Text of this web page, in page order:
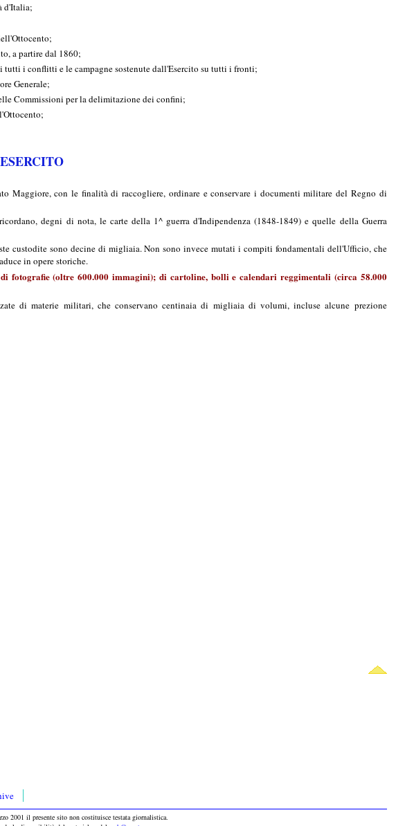
d'Italia;
a partire dal 1860;
i conflitti e le campagne sostenute dall'Esercito su tutti i fronti;
Generale;
Commissioni per la delimitazione dei confini;
Maggiore, con le finalità di raccogliere, ordinare e conservare i documenti militare del Regno di
degni di nota, le carte della 1^ guerra d'Indipendenza (1848-1849) e quelle della Guerra
custodite sono decine di migliaia. Non sono invece mutati i compiti fondamentali dell'Ufficio, che
in opere storiche.
(oltre 600.000 immagini); di cartoline, bolli e calendari reggimentali (circa 58.000
di materie militari, che conservano centinaia di migliaia di volumi, incluse alcune prezione
2001 il presente sito non costituisce testata giornalistica.